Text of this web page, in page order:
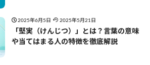
2025年6月5日 2025年5月21日
「堅実（けんじつ）」とは？言葉の意味
や当てはまる人の特徴を徹底解説